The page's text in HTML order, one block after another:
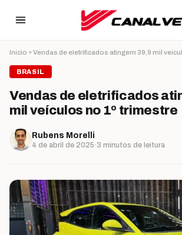
Início »Vendas de eletrificados atingem 39,9 mil
BRASIL
Vendas de eletrificados
mil veículos no 1º trimestre
Rubens Morelli
4 de abril de 2025·3 minutos de leitura